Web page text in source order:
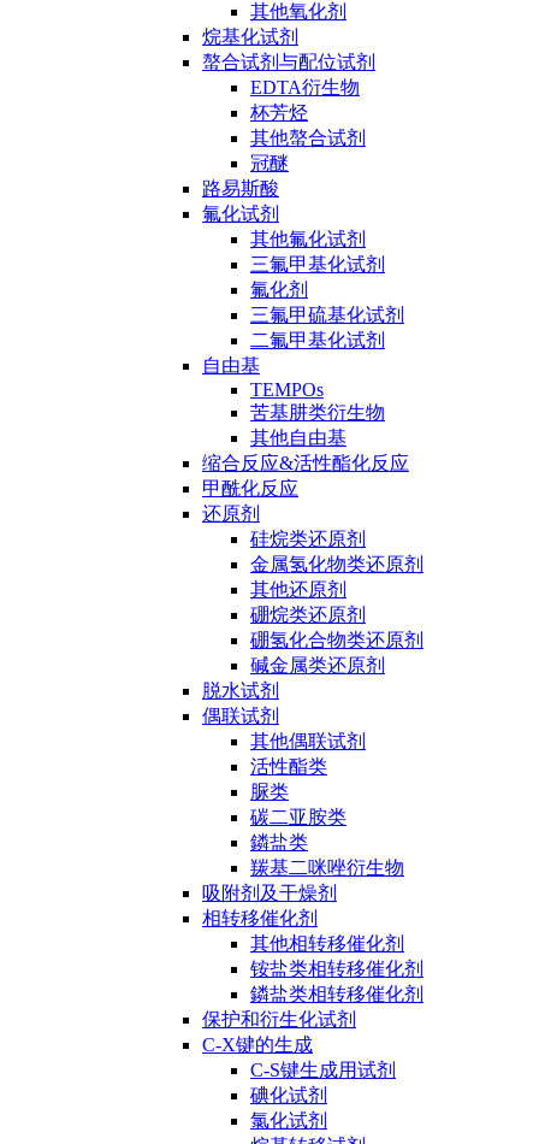
其他氧化剂
烷基化试剂
螯合试剂与配位试剂
EDTA衍生物
杯芳烃
其他螯合试剂
冠醚
路易斯酸
氟化试剂
其他氟化试剂
三氟甲基化试剂
氟化剂
三氟甲硫基化试剂
二氟甲基化试剂
自由基
TEMPOs
苦基肼类衍生物
其他自由基
缩合反应&活性酯化反应
甲酰化反应
还原剂
硅烷类还原剂
金属氢化物类还原剂
其他还原剂
硼烷类还原剂
硼氢化合物类还原剂
碱金属类还原剂
脱水试剂
偶联试剂
其他偶联试剂
活性酯类
脲类
碳二亚胺类
鏻盐类
羰基二咪唑衍生物
吸附剂及干燥剂
相转移催化剂
其他相转移催化剂
铵盐类相转移催化剂
鏻盐类相转移催化剂
保护和衍生化试剂
C-X键的生成
C-S键生成用试剂
碘化试剂
氯化试剂